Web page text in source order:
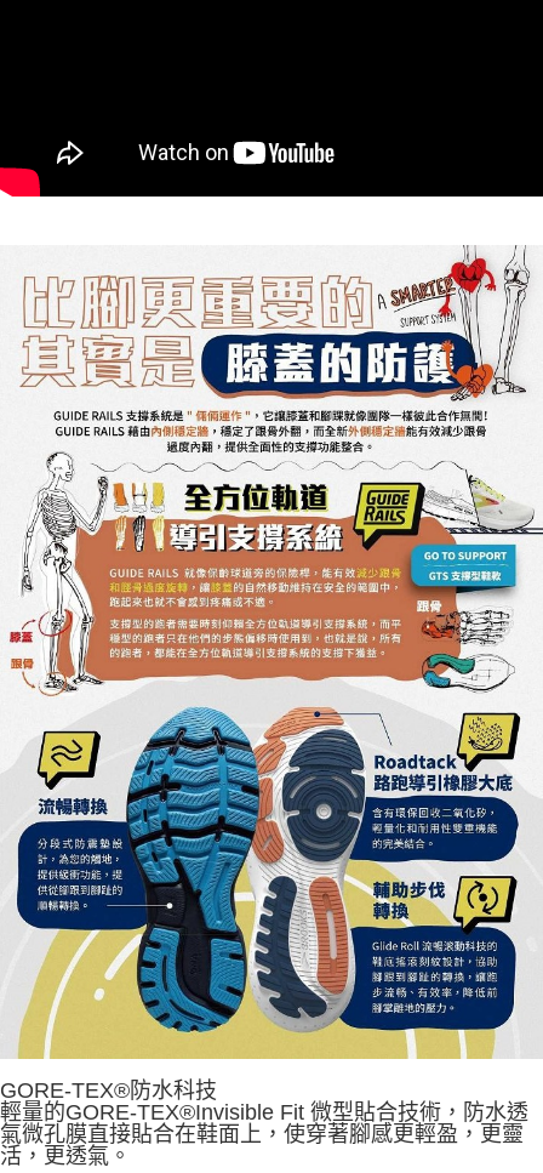
GORE-TEX®防水科技
輕量的GORE-TEX®Invisible Fit 微型貼合技術，防水透
氣微孔膜直接貼合在鞋面上，使穿著腳感更輕盈，更靈
活，更透氣。